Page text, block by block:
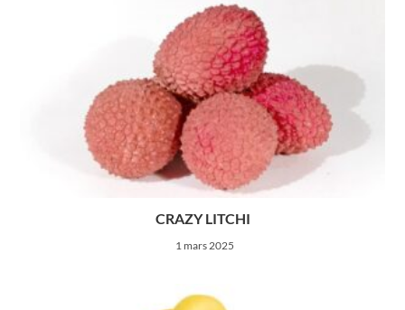
CRAZY LITCHI
1 mars 2025